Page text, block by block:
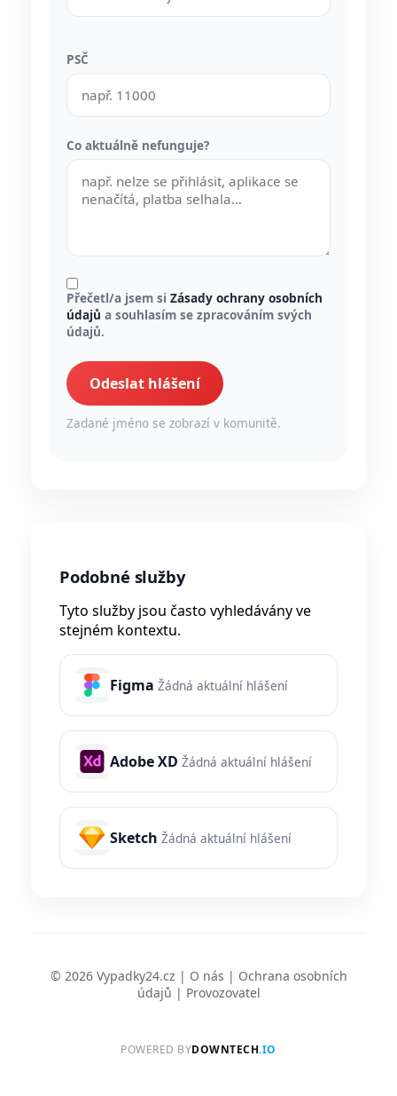
PSČ
Co aktuálně nefunguje?
Přečetl/a jsem si Zásady ochrany osobních
údajů a souhlasím se zpracováním svých
údajů.
Odeslat hlášení
Zadané jméno se zobrazí v komunitě.
Podobné služby
Tyto služby jsou často vyhledávány ve
stejném kontextu.
Figma Žádná aktuální hlášení
Adobe XD Žádná aktuální hlášení
Sketch Žádná aktuální hlášení
© 2026 Vypadky24.cz | O nás | Ochrana osobních
údajů | Provozovatel
POWERED BYDOWNTECH.IO